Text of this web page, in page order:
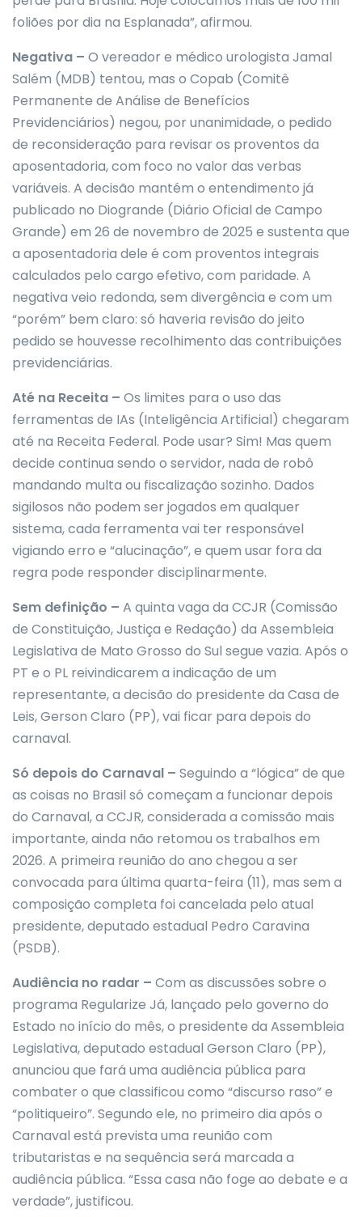
foliões por dia na Esplanada”, afirmou.
Negativa – O vereador e médico urologista Jamal
Salém (MDB) tentou, mas o Copab (Comitê
Permanente de Análise de Benefícios
Previdenciários) negou, por unanimidade, o pedido
de reconsideração para revisar os proventos da
aposentadoria, com foco no valor das verbas
variáveis. A decisão mantém o entendimento já
publicado no Diogrande (Diário Oficial de Campo
Grande) em 26 de novembro de 2025 e sustenta que
a aposentadoria dele é com proventos integrais
calculados pelo cargo efetivo, com paridade. A
negativa veio redonda, sem divergência e com um
“porém” bem claro: só haveria revisão do jeito
pedido se houvesse recolhimento das contribuições
previdenciárias.
Até na Receita – Os limites para o uso das
ferramentas de IAs (Inteligência Artificial) chegaram
até na Receita Federal. Pode usar? Sim! Mas quem
decide continua sendo o servidor, nada de robô
mandando multa ou fiscalização sozinho. Dados
sigilosos não podem ser jogados em qualquer
sistema, cada ferramenta vai ter responsável
vigiando erro e “alucinação”, e quem usar fora da
regra pode responder disciplinarmente.
Sem definição – A quinta vaga da CCJR (Comissão
de Constituição, Justiça e Redação) da Assembleia
Legislativa de Mato Grosso do Sul segue vazia. Após o
PT e o PL reivindicarem a indicação de um
representante, a decisão do presidente da Casa de
Leis, Gerson Claro (PP), vai ficar para depois do
carnaval.
Só depois do Carnaval – Seguindo a “lógica” de que
as coisas no Brasil só começam a funcionar depois
do Carnaval, a CCJR, considerada a comissão mais
importante, ainda não retomou os trabalhos em
2026. A primeira reunião do ano chegou a ser
convocada para última quarta-feira (11), mas sem a
composição completa foi cancelada pelo atual
presidente, deputado estadual Pedro Caravina
(PSDB).
Audiência no radar – Com as discussões sobre o
programa Regularize Já, lançado pelo governo do
Estado no início do mês, o presidente da Assembleia
Legislativa, deputado estadual Gerson Claro (PP),
anunciou que fará uma audiência pública para
combater o que classificou como “discurso raso” e
“politiqueiro”. Segundo ele, no primeiro dia após o
Carnaval está prevista uma reunião com
tributaristas e na sequência será marcada a
audiência pública. “Essa casa não foge ao debate e a
verdade”, justificou.